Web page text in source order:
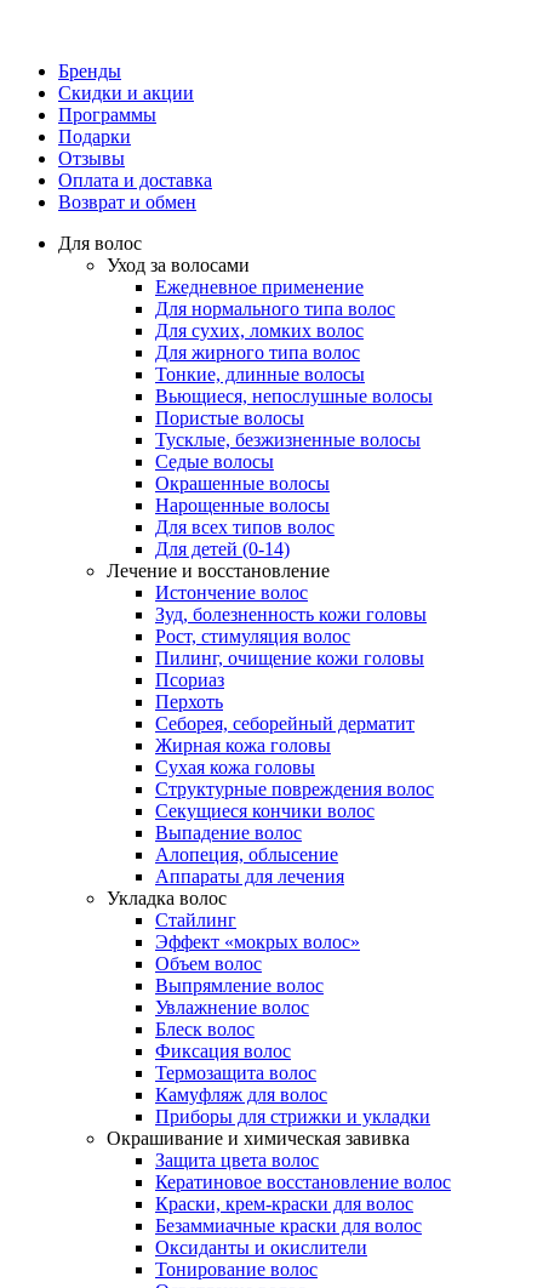
Бренды
Скидки и акции
Программы
Подарки
Отзывы
Оплата и доставка
Возврат и обмен
Для волос
Уход за волосами
Ежедневное применение
Для нормального типа волос
Для сухих, ломких волос
Для жирного типа волос
Тонкие, длинные волосы
Вьющиеся, непослушные волосы
Пористые волосы
Тусклые, безжизненные волосы
Седые волосы
Окрашенные волосы
Нарощенные волосы
Для всех типов волос
Для детей (0-14)
Лечение и восстановление
Истончение волос
Зуд, болезненность кожи головы
Рост, стимуляция волос
Пилинг, очищение кожи головы
Псориаз
Перхоть
Себорея, себорейный дерматит
Жирная кожа головы
Сухая кожа головы
Структурные повреждения волос
Секущиеся кончики волос
Выпадение волос
Алопеция, облысение
Аппараты для лечения
Укладка волос
Стайлинг
Эффект «мокрых волос»
Объем волос
Выпрямление волос
Увлажнение волос
Блеск волос
Фиксация волос
Термозащита волос
Камуфляж для волос
Приборы для стрижки и укладки
Окрашивание и химическая завивка
Защита цвета волос
Кератиновое восстановление волос
Краски, крем-краски для волос
Безаммиачные краски для волос
Оксиданты и окислители
Тонирование волос